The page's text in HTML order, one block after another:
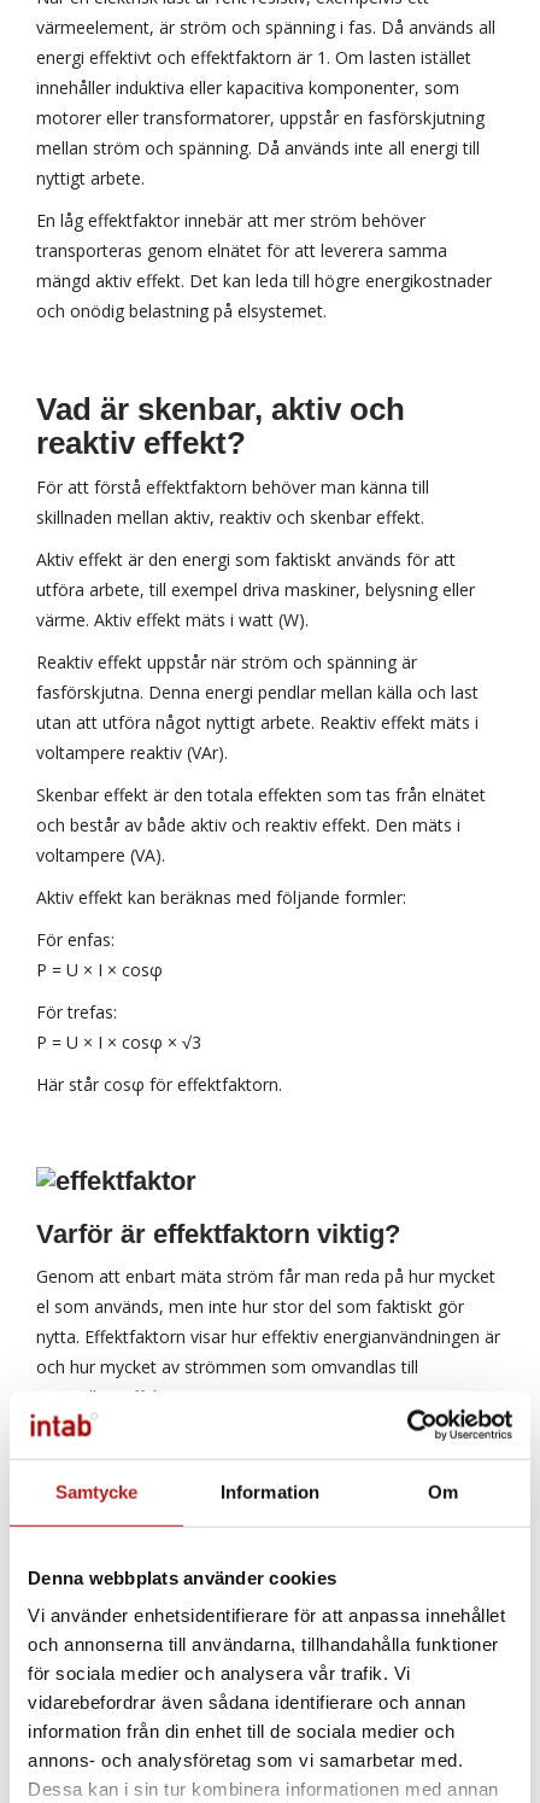
Samtycke Information Om
Denna webbplats använder cookies
Vi använder enhetsidentifierare för att anpassa innehållet
och annonserna till användarna, tillhandahålla funktioner
för sociala medier och analysera vår trafik. Vi
vidarebefordrar även sådana identifierare och annan
information från din enhet till de sociala medier och
annons- och analysföretag som vi samarbetar med.
Dessa kan i sin tur kombinera informationen med annan
värmeelement, är ström och spänning i fas. Då används all
energi effektivt och effektfaktorn är 1. Om lasten istället
innehåller induktiva eller kapacitiva komponenter, som
motorer eller transformatorer, uppstår en fasförskjutning
mellan ström och spänning. Då används inte all energi till
nyttigt arbete.
En låg effektfaktor innebär att mer ström behöver
transporteras genom elnätet för att leverera samma
mängd aktiv effekt. Det kan leda till högre energikostnader
och onödig belastning på elsystemet.
Vad är skenbar, aktiv och
reaktiv effekt?
För att förstå effektfaktorn behöver man känna till
skillnaden mellan aktiv, reaktiv och skenbar effekt.
Aktiv effekt är den energi som faktiskt används för att
utföra arbete, till exempel driva maskiner, belysning eller
värme. Aktiv effekt mäts i watt (W).
Reaktiv effekt uppstår när ström och spänning är
fasförskjutna. Denna energi pendlar mellan källa och last
utan att utföra något nyttigt arbete. Reaktiv effekt mäts i
voltampere reaktiv (VAr).
Skenbar effekt är den totala effekten som tas från elnätet
och består av både aktiv och reaktiv effekt. Den mäts i
voltampere (VA).
Aktiv effekt kan beräknas med följande formler:
För enfas:
P = U × I × cosφ
För trefas:
P = U × I × cosφ × √3
Här står cosφ för effektfaktorn.
Varför är effektfaktorn viktig?
Genom att enbart mäta ström får man reda på hur mycket
el som används, men inte hur stor del som faktiskt gör
nytta. Effektfaktorn visar hur effektiv energianvändningen är
och hur mycket av strömmen som omvandlas till
användbar effekt.
effektfaktor
Fasvinkeln är ett mått på den fasförskjutning som
mått på hur effektivt energin används. Vissa elbolag kan ta
ut högre avgifter om användaren har tillämpningar med en
låg eller eftersläpande effektfaktor. Anledningen är att
elnätet och utrustningen för överföring av elen måste
överdimensioneras för att kunna hantera den skenbara
effekten, alltså summan av den reaktiva och aktiva effekten.
Samtidigt blir konsumenterna enbart fakturerade för den
aktiva effekten, alltså antalet förbrukade kilowattimmar.